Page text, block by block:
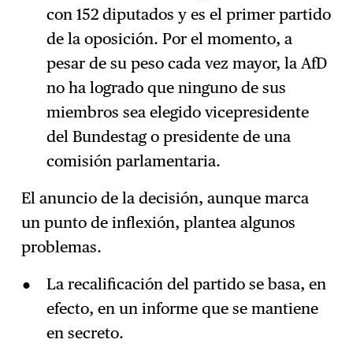
con 152 diputados y es el primer partido
de la oposición. Por el momento, a
pesar de su peso cada vez mayor, la AfD
no ha logrado que ninguno de sus
miembros sea elegido vicepresidente
del Bundestag o presidente de una
comisión parlamentaria.
El anuncio de la decisión, aunque marca
un punto de inflexión, plantea algunos
problemas.
La recalificación del partido se basa, en
efecto, en un informe que se mantiene
en secreto.